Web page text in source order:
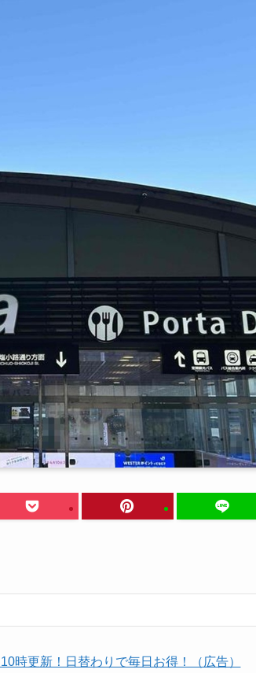
時更新！日替わりで毎日お得！（広告）